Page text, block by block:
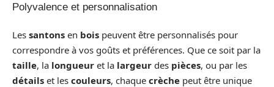
Polyvalence et personnalisation
Les santons en bois peuvent être personnalisés pour
correspondre à vos goûts et préférences. Que ce soit par la
taille, la longueur et la largeur des pièces, ou par les
détails et les couleurs, chaque crèche peut être unique